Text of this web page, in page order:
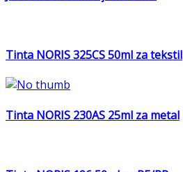
Tinta NORIS 325CS 50ml za tekstil
Tinta NORIS 230AS 25ml za metal